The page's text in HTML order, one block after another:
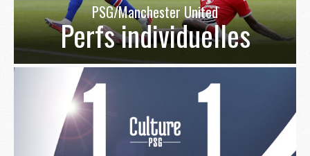
PSG/Manchester United
Perfs individuelles